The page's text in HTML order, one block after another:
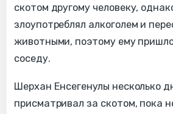
скотом другому человеку,
злоупотреблял алкоголем и
животными, поэтому ему
соседу.
Шерхан Енсегенулы несколько
присматривал за скотом, пока